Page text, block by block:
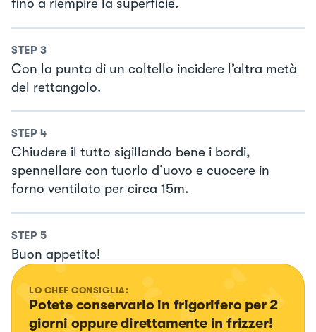
fino a riempire la superficie.
STEP 3
Con la punta di un coltello incidere l’altra metà
del rettangolo.
STEP 4
Chiudere il tutto sigillando bene i bordi,
spennellare con tuorlo d’uovo e cuocere in
forno ventilato per circa 15m.
STEP 5
Buon appetito!
LO CHEF CONSIGLIA:
Potete conservarlo in frigorifero per 2
giorni oppure direttamente in frizzer!